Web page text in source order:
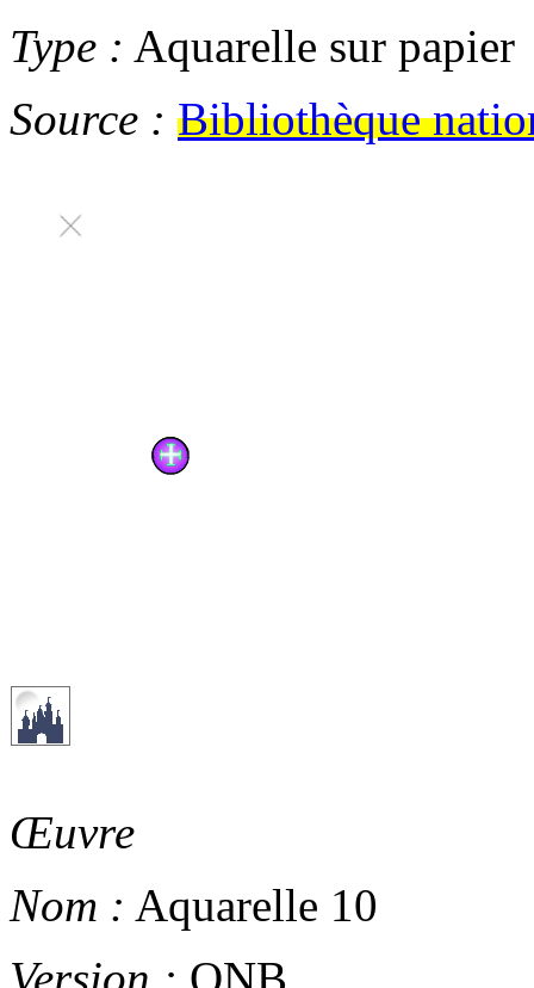
Type : Aquarelle sur papier
Source : Bibliothèque
Œuvre
Nom : Aquarelle 10
Version : ONB